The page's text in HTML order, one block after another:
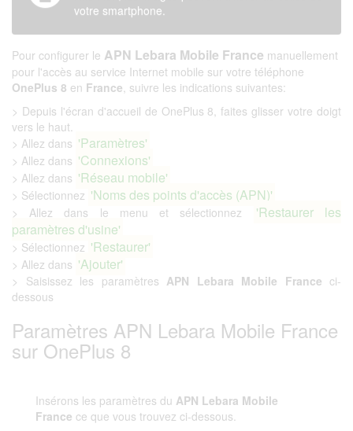
votre smartphone.
Pour configurer le APN Lebara Mobile France manuellement
pour l'accès au service Internet mobile sur votre téléphone
OnePlus 8 en France, suivre les indications suivantes:
> Depuis l'écran d'accueil de OnePlus 8, faites glisser votre doigt
vers le haut.
> Allez dans 'Paramètres'
> Allez dans 'Connexions'
> Allez dans 'Réseau mobile'
> Sélectionnez 'Noms des points d'accès (APN)'
> Allez dans le menu et sélectionnez
'Restaurer les
paramètres d'usine'
> Sélectionnez 'Restaurer'
> Allez dans 'Ajouter'
> Saisissez les paramètres APN Lebara Mobile France ci-
dessous
Paramètres APN Lebara Mobile France
sur OnePlus 8
Insérons les paramètres du APN Lebara Mobile
France ce que vous trouvez ci-dessous.